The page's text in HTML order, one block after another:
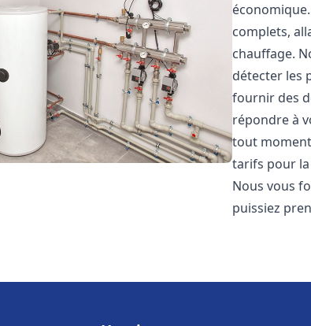
complets,
chauffage.
détecter les
fournir des
répondre à
tout
tarifs pour
Nous vous
puissiez